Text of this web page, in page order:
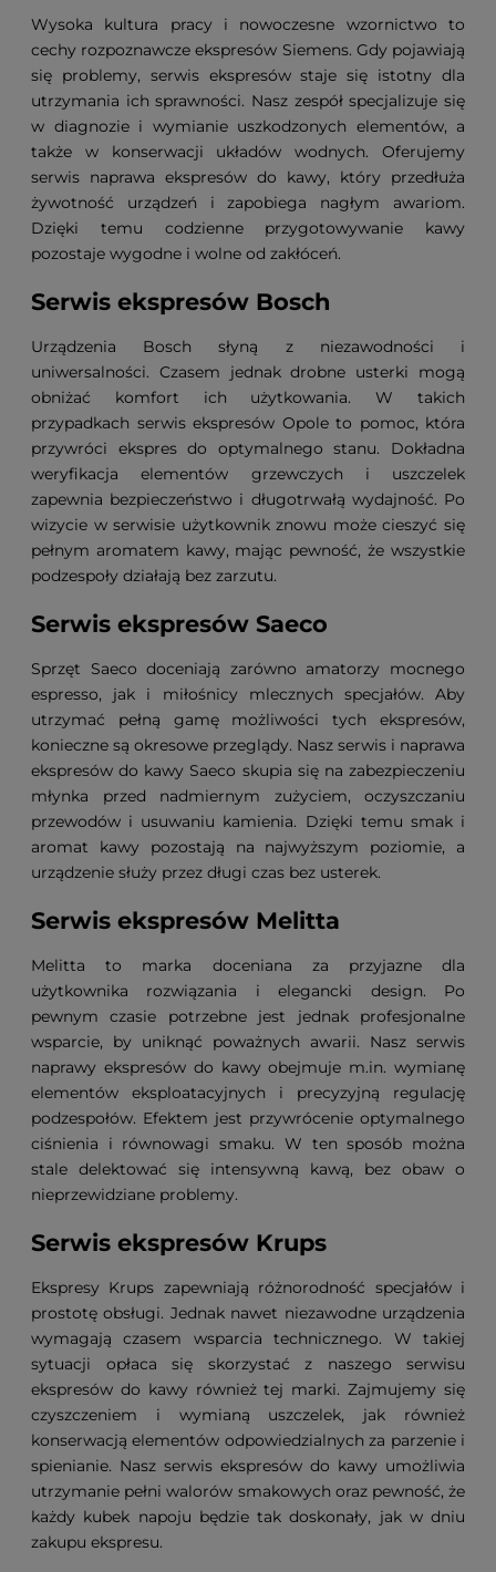
Wysoka kultura pracy i nowoczesne wzornictwo to
cechy rozpoznawcze ekspresów Siemens. Gdy pojawiają
się problemy, serwis ekspresów staje się istotny dla
utrzymania ich sprawności. Nasz zespół specjalizuje się
w diagnozie i wymianie uszkodzonych elementów, a
także w konserwacji układów wodnych. Oferujemy
serwis naprawa ekspresów do kawy, który przedłuża
żywotność urządzeń i zapobiega nagłym awariom.
Dzięki temu codzienne przygotowywanie kawy
pozostaje wygodne i wolne od zakłóceń.
Serwis ekspresów Bosch
Urządzenia Bosch słyną z niezawodności i
uniwersalności. Czasem jednak drobne usterki mogą
obniżać komfort ich użytkowania. W takich
przypadkach serwis ekspresów Opole to pomoc, która
przywróci ekspres do optymalnego stanu. Dokładna
weryfikacja elementów grzewczych i uszczelek
zapewnia bezpieczeństwo i długotrwałą wydajność. Po
wizycie w serwisie użytkownik znowu może cieszyć się
pełnym aromatem kawy, mając pewność, że wszystkie
podzespoły działają bez zarzutu.
Serwis ekspresów Saeco
Sprzęt Saeco doceniają zarówno amatorzy mocnego
espresso, jak i miłośnicy mlecznych specjałów. Aby
utrzymać pełną gamę możliwości tych ekspresów,
konieczne są okresowe przeglądy. Nasz serwis i naprawa
ekspresów do kawy Saeco skupia się na zabezpieczeniu
młynka przed nadmiernym zużyciem, oczyszczaniu
przewodów i usuwaniu kamienia. Dzięki temu smak i
aromat kawy pozostają na najwyższym poziomie, a
urządzenie służy przez długi czas bez usterek.
Serwis ekspresów Melitta
Melitta to marka doceniana za przyjazne dla
użytkownika rozwiązania i elegancki design. Po
pewnym czasie potrzebne jest jednak profesjonalne
wsparcie, by uniknąć poważnych awarii. Nasz serwis
naprawy ekspresów do kawy obejmuje m.in. wymianę
elementów eksploatacyjnych i precyzyjną regulację
podzespołów. Efektem jest przywrócenie optymalnego
ciśnienia i równowagi smaku. W ten sposób można
stale delektować się intensywną kawą, bez obaw o
nieprzewidziane problemy.
Serwis ekspresów Krups
Ekspresy Krups zapewniają różnorodność specjałów i
prostotę obsługi. Jednak nawet niezawodne urządzenia
wymagają czasem wsparcia technicznego. W takiej
sytuacji opłaca się skorzystać z naszego serwisu
ekspresów do kawy również tej marki. Zajmujemy się
czyszczeniem i wymianą uszczelek, jak również
konserwacją elementów odpowiedzialnych za parzenie i
spienianie. Nasz serwis ekspresów do kawy umożliwia
utrzymanie pełni walorów smakowych oraz pewność, że
każdy kubek napoju będzie tak doskonały, jak w dniu
zakupu ekspresu.